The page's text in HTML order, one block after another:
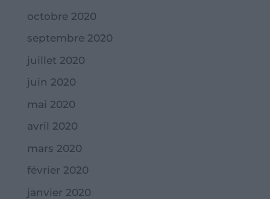
octobre 2020
septembre 2020
juillet 2020
juin 2020
mai 2020
avril 2020
mars 2020
février 2020
janvier 2020